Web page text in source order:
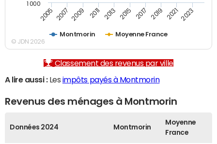
Montmorin Moyenne France
2005 2007 2009 2011 2013 2015 2017 2019 2021 2023
1 000
© JDN 2026
Classement des revenus par ville
A lire aussi :Les impôts payés à Montmorin
Revenus des ménages à Montmorin
Données 2024 Montmorin
Moyenne
France